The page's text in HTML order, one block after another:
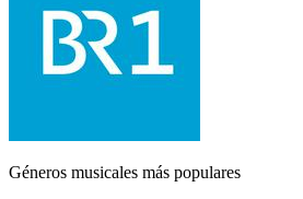
Géneros musicales más populares